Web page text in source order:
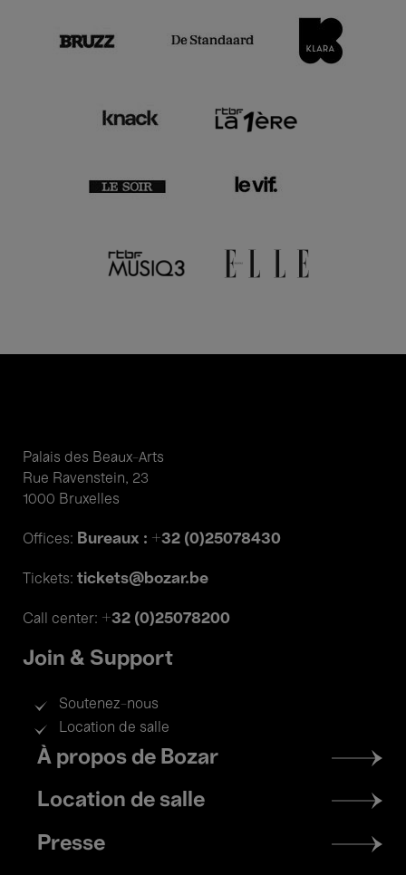
Palais des Beaux-Arts
Rue Ravenstein, 23
1000 Bruxelles
Offices: Bureaux : +32 (0)25078430
Tickets: tickets@bozar.be
Call center: +32 (0)25078200
Join & Support
Soutenez-nous
Location de salle
Footer
menu
À propos de Bozar
Location de salle
Presse